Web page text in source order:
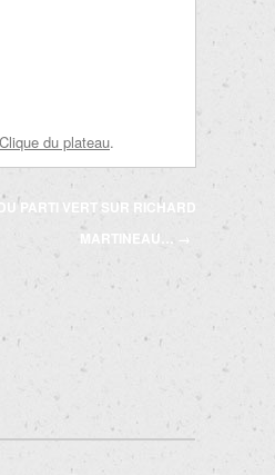
Clique du plateau.
PARTI VERT SUR RICHARD
MARTINEAU…
→